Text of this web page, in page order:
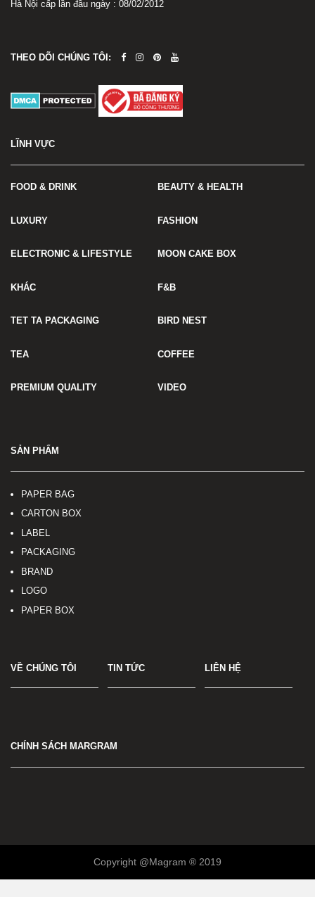
Hà Nội cấp lần đầu ngày : 08/02/2012
THEO DÕI CHÚNG TÔI:
LĨNH VỰC
FOOD & DRINK BEAUTY & HEALTH
LUXURY FASHION
ELECTRONIC & LIFESTYLE MOON CAKE BOX
KHÁC F&B
TET TA PACKAGING BIRD NEST
TEA COFFEE
PREMIUM QUALITY VIDEO
SẢN PHẨM
PAPER BAG
CARTON BOX
LABEL
PACKAGING
BRAND
LOGO
PAPER BOX
VỀ CHÚNG TÔI TIN TỨC LIÊN HỆ
CHÍNH SÁCH MARGRAM
Copyright @Magram ® 2019